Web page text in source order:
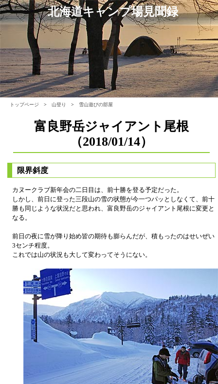
北海道キャンプ場見聞録
トップページ > 山登り > 雪山遊びの部屋
富良野岳ジャイアント尾根
（2018/01/14）
限界斜度
カヌークラブ新年会の二日目は、前十勝を登る予定だった。
しかし、前日に登った三段山の雪の状態が今一つパッとしなくて、前十
勝も同じような状況だと思われ、富良野岳のジャイアント尾根に変更と
なる。
前日の夜に雪が降り始め皆の期待も膨らんだが、積もったのはせいぜい
3センチ程度。
これでは山の状況も大して変わってそうにない。